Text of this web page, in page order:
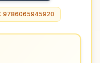
9786065945920